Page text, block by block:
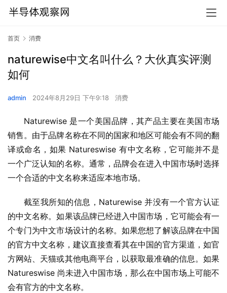
首页 消费
naturewise中文名叫什么？大伙真实评测
如何
admin 2024年8月29日 下午9:18 消费
Naturewise 是一个美国品牌，其产品主要在美国市场
销售。由于品牌名称在不同的国家和地区可能会有不同的翻
译或命名，如果 Natureswise 有中文名称，它可能并不是
一个广泛认知的名称。通常，品牌会在进入中国市场时选择
一个合适的中文名称来适应本地市场。
截至我所知的信息，Naturewise 并没有一个官方认证
的中文名称。如果该品牌已经进入中国市场，它可能会有一
个专门为中文市场设计的名称。如果您想了解该品牌在中国
的官方中文名称，建议直接查看其在中国的官方渠道，如官
方网站、天猫或其他电商平台，以获取最准确的信息。如果
Natureswise 尚未进入中国市场，那么在中国市场上可能不
会有官方的中文名称。